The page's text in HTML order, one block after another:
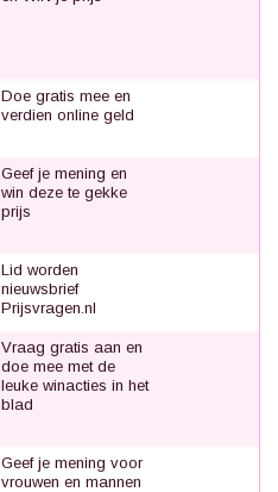
Doe gratis mee en
verdien online geld
Geef je mening en
win deze te gekke
prijs
Lid worden
nieuwsbrief
Prijsvragen.nl
Vraag gratis aan en
doe mee met de
leuke winacties in het
blad
Geef je mening voor
vrouwen en mannen